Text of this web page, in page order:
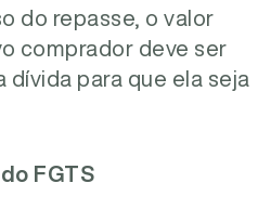
do repasse, o valor
comprador deve ser
dívida para que ela seja
FGTS